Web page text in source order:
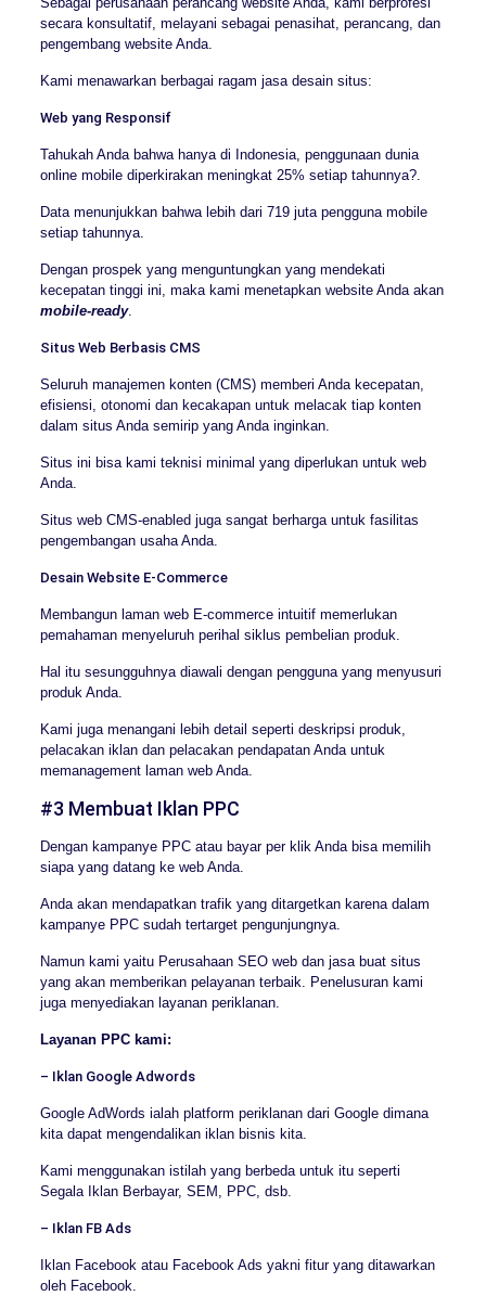
secara konsultatif, melayani sebagai penasihat, perancang, dan
pengembang website Anda.
Kami menawarkan berbagai ragam jasa desain situs:
Web yang Responsif
Tahukah Anda bahwa hanya di Indonesia, penggunaan dunia
online mobile diperkirakan meningkat 25% setiap tahunnya?.
Data menunjukkan bahwa lebih dari 719 juta pengguna mobile
setiap tahunnya.
Dengan prospek yang menguntungkan yang mendekati
kecepatan tinggi ini, maka kami menetapkan website Anda akan
mobile-ready.
Situs Web Berbasis CMS
Seluruh manajemen konten (CMS) memberi Anda kecepatan,
efisiensi, otonomi dan kecakapan untuk melacak tiap konten
dalam situs Anda semirip yang Anda inginkan.
Situs ini bisa kami teknisi minimal yang diperlukan untuk web
Anda.
Situs web CMS-enabled juga sangat berharga untuk fasilitas
pengembangan usaha Anda.
Desain Website E-Commerce
Membangun laman web E-commerce intuitif memerlukan
pemahaman menyeluruh perihal siklus pembelian produk.
Hal itu sesungguhnya diawali dengan pengguna yang menyusuri
produk Anda.
Kami juga menangani lebih detail seperti deskripsi produk,
pelacakan iklan dan pelacakan pendapatan Anda untuk
memanagement laman web Anda.
#3 Membuat Iklan PPC
Dengan kampanye PPC atau bayar per klik Anda bisa memilih
siapa yang datang ke web Anda.
Anda akan mendapatkan trafik yang ditargetkan karena dalam
kampanye PPC sudah tertarget pengunjungnya.
Namun kami yaitu Perusahaan SEO web dan jasa buat situs
yang akan memberikan pelayanan terbaik. Penelusuran kami
juga menyediakan layanan periklanan.
Layanan PPC kami:
– Iklan Google Adwords
Google AdWords ialah platform periklanan dari Google dimana
kita dapat mengendalikan iklan bisnis kita.
Kami menggunakan istilah yang berbeda untuk itu seperti
Segala Iklan Berbayar, SEM, PPC, dsb.
– Iklan FB Ads
Iklan Facebook atau Facebook Ads yakni fitur yang ditawarkan
oleh Facebook.